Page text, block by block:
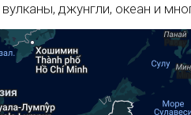
джунгли, океан и